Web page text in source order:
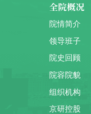
全院概况
院情简介
领导班子
院史回顾
院容院貌
组织机构
京研控股